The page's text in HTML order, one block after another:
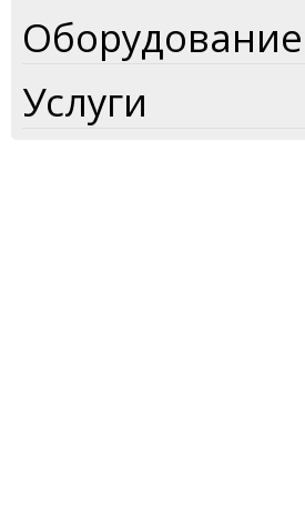
Услуги